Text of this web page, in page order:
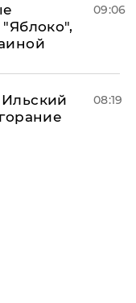
09:06
08:19